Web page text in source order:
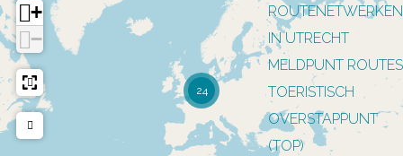
h
o
e
p
n
ROUTENETWERKEN
IN UTRECHT
MELDPUNT ROUTES
TOERISTISCH
OVERSTAPPUNT
(TOP)
24
+
−